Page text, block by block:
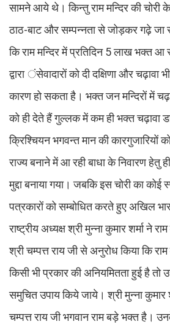
सामने आये थे। किन्तु राम मन्दिर की चोरी
ठाठ-बाट और सम्पन्नता से जोड़कर गढ़े जा
कि राम मन्दिर में प्रतिदिन 5 लाख भक्त
द्वारा ंसेवादारों को दी दक्षिणा और चढ़ावा
कारण हो सकता है। भक्त जन मन्दिरों में
को ही देते हैं गुल्लक में कम ही भक्त चढ़ावा
क्रिश्चियन भगवन्त मान की कारगुजारियों
राज्य बनाने में आ रही बाधा के निवारण हेतु
मुद्दा बनाया गया। जबकि इस चोरी का कोई
पत्रकारों को सम्बोधित करते हुए अखिल
राष्ट्रीय अध्यक्ष श्री मुन्ना कुमार शर्मा ने
श्री चम्पत्त राय जी से अनुरोध किया कि
किसी भी प्रकार की अनियमितता हुई है तो
समुचित उपाय किये जाये। श्री मुन्ना कुमार
चम्पत्त राय जी भगवान राम बड़े भक्त है।